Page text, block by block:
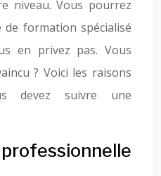
niveau. Vous pourrez
formation spécialisé
en privez pas. Vous
? Voici les raisons
devez suivre une